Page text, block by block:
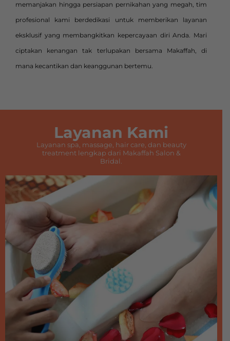
memanjakan hingga persiapan pernikahan yang megah, tim
profesional kami berdedikasi untuk memberikan layanan
eksklusif yang membangkitkan kepercayaan diri Anda. Mari
ciptakan kenangan tak terlupakan bersama Makaffah, di
mana kecantikan dan keanggunan bertemu.
Layanan Kami
Layanan spa, massage, hair care, dan beauty
treatment lengkap dari Makaffah Salon &
Bridal.